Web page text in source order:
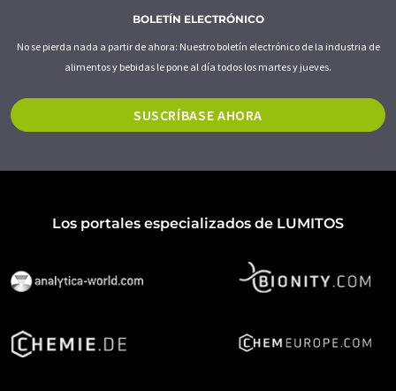
BOLETÍN ELECTRÓNICO
No se pierda nada a partir de ahora: Nuestro boletín electrónico de la industria de
alimentos y bebidas le pone al día todos los martes y jueves.
SUSCRÍBASE AHORA
Los portales especializados de LUMITOS